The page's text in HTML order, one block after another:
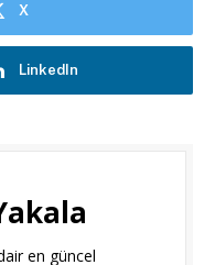
X
LinkedIn
en güncel